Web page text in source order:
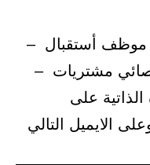
موظف أستقبال –
مشتريات –
على
رقم 012650203 اوعلى الايميل التالي